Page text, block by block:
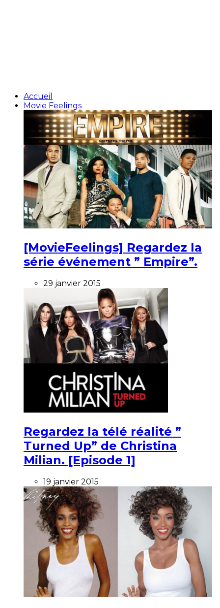
Accueil
Movie Feelings
[MovieFeelings] Regardez la
série événement ” Empire”.
29 janvier 2015
Regardez la télé réalité ”
Turned Up” de Christina
Milian. [Episode 1]
19 janvier 2015